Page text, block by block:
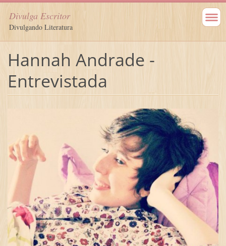
Divulga Escritor
Divulgando Literatura
Hannah Andrade -
Entrevistada